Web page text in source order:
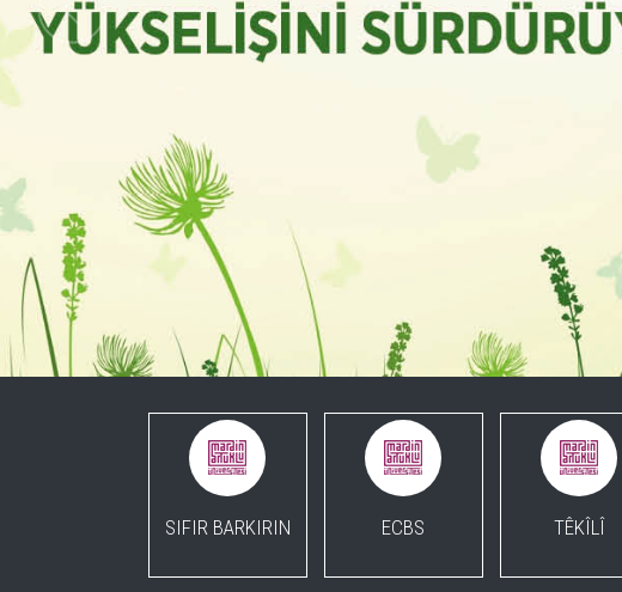
SIFIR BARKIRIN ECBS TÊKÎLÎ